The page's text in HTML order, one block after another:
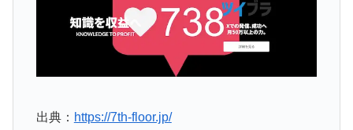
出典： https://7th-floor.jp/